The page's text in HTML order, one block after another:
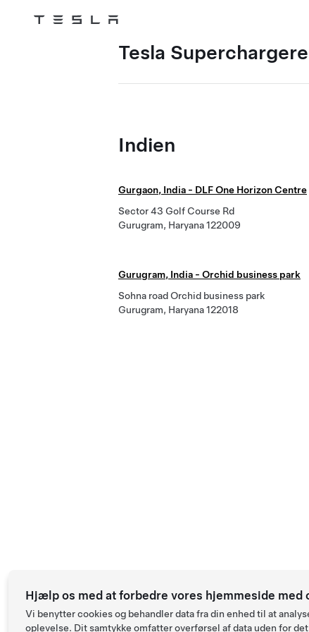
Tesla Tesla
Indien
Gurgaon, India - DLF One Horizon Centre
Sector 43 Golf Course Rd
Gurugram, Haryana 122009
Gurugram, India - Orchid business park
Sohna road Orchid business park
Gurugram, Haryana 122018
Hjælp os med at forbedre vores hjemmeside med
Vi benytter cookies og behandler data fra din enhed til at
oplevelse. Dit samtykke omfatter overførsel af data uden for